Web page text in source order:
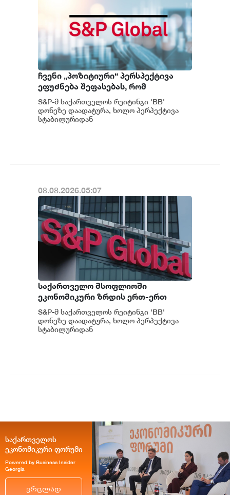
ჩვენი „პოზიტიური“ პერსპექტივა
ეფუძნება შეფასებას, რომ
საქართველოს მაკროეკონომიკური
ფუნდამენტური მაჩვენებლების
მდგრადი გაძლიერების ტენდენცია
S&P-მ საქართველოს რეიტინგი 'BB'
დონეზე დაადატურა, ხოლო პერპექტივა
სტაბილურიდან
08.08.2026.05:07
საქართველო მსოფლიოში
ეკონომიკური ზრდის ერთ-ერთ
ყველაზე მაღალ ტემპს ინარჩუნებს -
S&P
S&P-მ საქართველოს რეიტინგი 'BB'
დონეზე დაადატურა, ხოლო პერპექტივა
სტაბილურიდან
საქართველოს
ეკონომიკური ფორუმი
Powered by Business Insider
Georgia
ვრცლად